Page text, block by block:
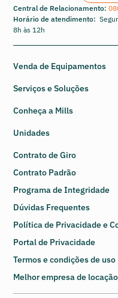
Central de Relacionamento:
Horário de atendimento:
8h às 12h
Venda de Equipamentos
Serviços e Soluções
Conheça a Mills
Unidades
Contrato de Giro
Contrato Padrão
Programa de Integridade
Dúvidas Frequentes
Política de Privacidade e
Portal de Privacidade
Termos e condições de uso
Melhor empresa de